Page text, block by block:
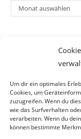
Um dir ein optimales
Cookies, um
zuzugreifen. Wenn du
wie das Surfverhalten
verarbeiten. Wenn du
können bestimmte
Archiv
Monat auswählen
Kommentar-Feed
WordPress.org